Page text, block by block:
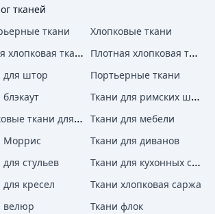
тканей
ткани
Хлопковые ткани
Тонкая хлопковая ткань Плотная хлопковая ткань
для штор
Портьерные ткани
Ткани для римских штор
Хлопковые ткани для штор
Ткани для мебели
Моррис
Ткани для диванов
для стульев
Ткани для кухонных стульев
для кресел
Ткани хлопковая саржа
велюр
Ткани флок